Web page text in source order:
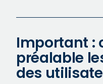
Important :
préalable
des